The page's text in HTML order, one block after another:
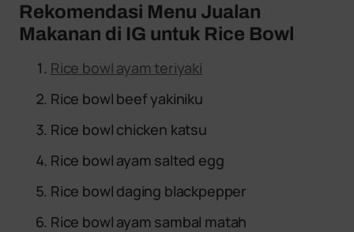
Rekomendasi Menu Jualan
Makanan di IG untuk Rice Bowl
Rice bowl ayam teriyaki
Rice bowl beef yakiniku
Rice bowl chicken katsu
Rice bowl ayam salted egg
Rice bowl daging blackpepper
Rice bowl ayam sambal matah